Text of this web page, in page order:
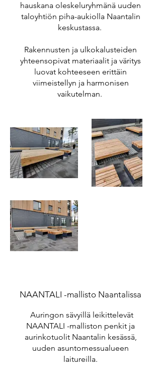
hauskana oleskeluryhmänä uuden
taloyhtiön piha-aukiolla Naantalin
keskustassa.
Rakennusten ja ulkokalusteiden
yhteensopivat materiaalit ja väritys
luovat kohteeseen erittäin
viimeistellyn ja harmonisen
vaikutelman.
NAANTALI -mallisto Naantalissa
Auringon sävyillä leikittelevät
NAANTALI -malliston penkit ja
aurinkotuolit Naantalin kesässä,
uuden asuntomessualueen
laitureilla.